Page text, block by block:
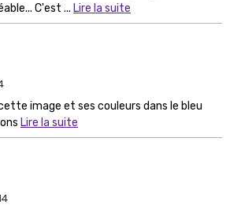
C'est ... Lire la suite
image et ses couleurs dans le bleu
Lire la suite